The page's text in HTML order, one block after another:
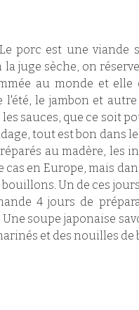
porc est une viande
juge sèche, on
au monde et elle
l'été, le jambon et
sauces, que ce soit
tout est bon dans
au madère, les
en Europe, mais
Un de ces
4 jours de
soupe japonaise
et des nouilles de